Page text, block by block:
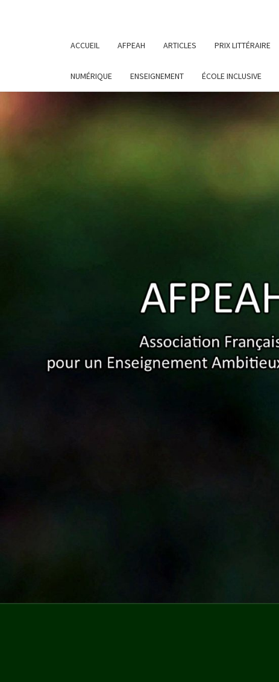
ACCUEIL AFPEAH ARTICLES PRIX LITTÉRAIRE
NUMÉRIQUE ENSEIGNEMENT ÉCOLE INCLUSIVE